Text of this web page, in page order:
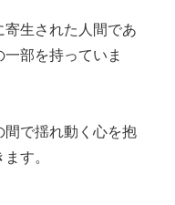
寄生された人間であ
部を持っていま
間で揺れ動く心を抱
す。